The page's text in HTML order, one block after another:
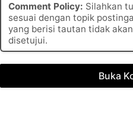
Comment Policy: Silahkan
sesuai dengan topik
yang berisi tautan tidak
disetujui.
Buka